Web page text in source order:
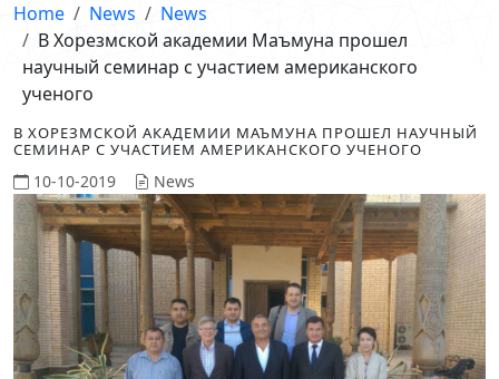
Home News
News
В Хорезмской академии Маъмуна прошел
научный семинар с участием американского
ученого
В ХОРЕЗМСКОЙ АКАДЕМИИ МАЪМУНА ПРОШЕЛ НАУЧНЫЙ
СЕМИНАР С УЧАСТИЕМ АМЕРИКАНСКОГО УЧЕНОГО
10-10-2019 News